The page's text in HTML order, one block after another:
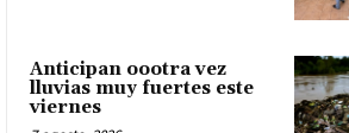
Anticipan oootra vez
lluvias muy fuertes este
viernes